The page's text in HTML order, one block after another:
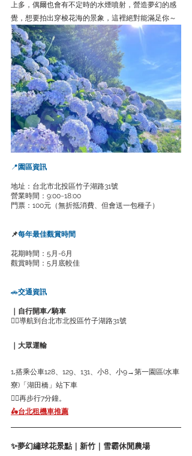
上多，偶爾也會有不定時的水煙噴射，營造夢幻的感
覺，想要拍出穿梭花海的景象，這裡絕對能滿足你～
📍 園區資訊
地址：台北市北投區竹子湖路31號
營業時間：9:00~18:00
門票：100元（無折抵消費、但會送一包種子）
📌每年最佳觀賞時間
花期時間：5月-6月
觀賞時間：5月底較佳
🚗交通資訊
｜自行開車/騎車
👉🏻導航到台北市北投區竹子湖路31號
｜大眾運輸
1.搭乘公車128、129、131、小8、小9→第一園區(水車
寮)「湖田橋」站下車
👉🏻再步行7分鐘。
🛵台北租機車推薦
✨夢幻繡球花景點｜新竹｜雪霸休閒農場